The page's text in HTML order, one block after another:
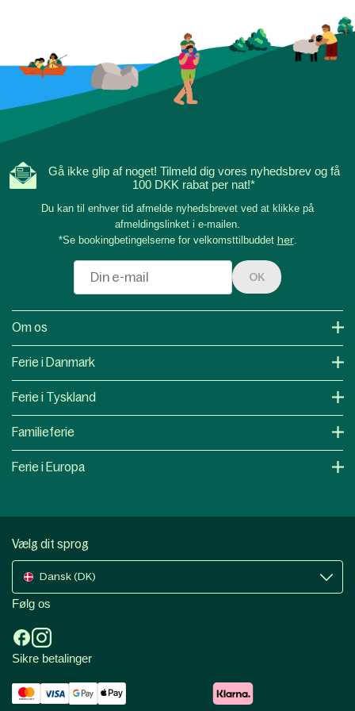
Gå ikke glip af noget! Tilmeld dig vores nyhedsbrev og få
100 DKK rabat per nat!*
Du kan til enhver tid afmelde nyhedsbrevet ved at klikke på
afmeldingslinket i e-mailen.
*Se bookingbetingelserne for velkomsttilbuddet her.
OK
Om os
Ferie i Danmark
Ferie i Tyskland
Familieferie
Ferie i Europa
Vælg dit sprog
Dansk (DK)
Følg os
Sikre betalinger